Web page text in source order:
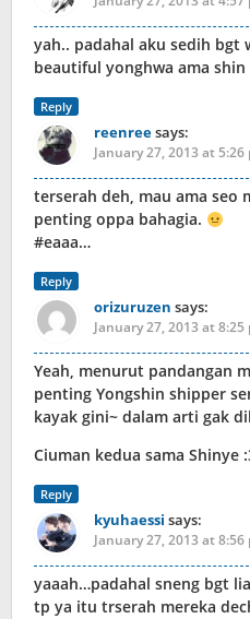
yah.. padahal aku sedih bgt
beautiful yonghwa ama
Reply
reenreesays:
January 27, 2013 at 5:26
terserah deh, mau ama seo
penting oppa bahagia.
#eaaa…
Reply
orizuruzen says:
January 27, 2013 at 8:25
Yeah, menurut pandangan
penting Yongshin shipper
kayak gini~ dalam arti gak
Ciuman kedua sama Shinye
Reply
kyuhaessi says:
January 27, 2013 at 8:56
yaaah…padahal sneng bgt
tp ya itu trserah mereka